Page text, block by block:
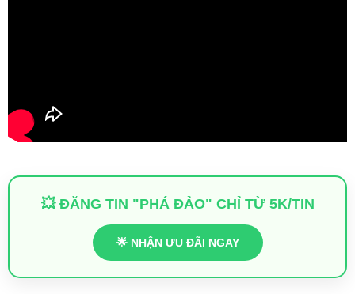
💥 ĐĂNG TIN "PHÁ ĐẢO" CHỈ TỪ 5K/TIN
🌟 NHẬN ƯU ĐÃI NGAY